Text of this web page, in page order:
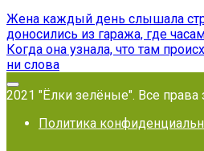
Жена каждый день слышала
доносились из гаража, где
Когда она узнала, что там
ни слова
2021 "Ёлки зелёные". Все
Политика